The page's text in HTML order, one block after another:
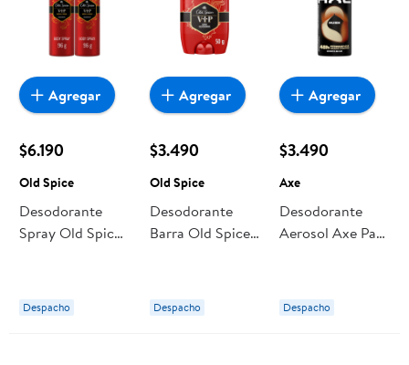
$6.190
Old Spice
Desodorante
Spray Old Spice
Despacho
Agregar
$3.490
Old Spice
Desodorante
Barra Old Spice
Despacho
Agregar
$3.490
Axe
Desodorante
Aerosol Axe Para
Despacho
Agregar